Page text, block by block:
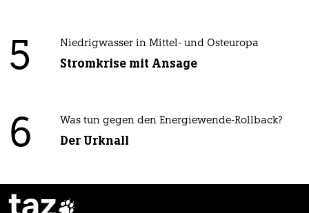
5 Niedrigwasser in Mittel- und Osteuropa
Stromkrise mit Ansage
6 Was tun gegen den Energiewende-Rollback?
Der Urknall
